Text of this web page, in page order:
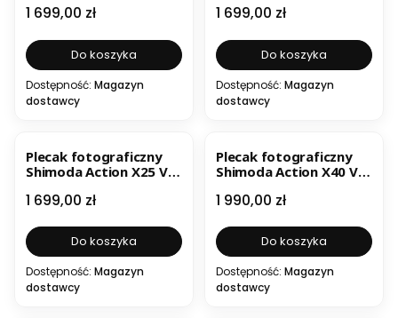
Cena
1 699,00 zł
Do koszyka
Dostępność: Magazyn
dostawcy
Cena
1 699,00 zł
Do koszyka
Dostępność: Magazyn
dostawcy
Plecak fotograficzny
Shimoda Action X25 V2
Cena
1 699,00 zł
Do koszyka
Dostępność: Magazyn
dostawcy
Plecak fotograficzny
Shimoda Action X40 V2
Cena
1 990,00 zł
Do koszyka
Dostępność: Magazyn
dostawcy